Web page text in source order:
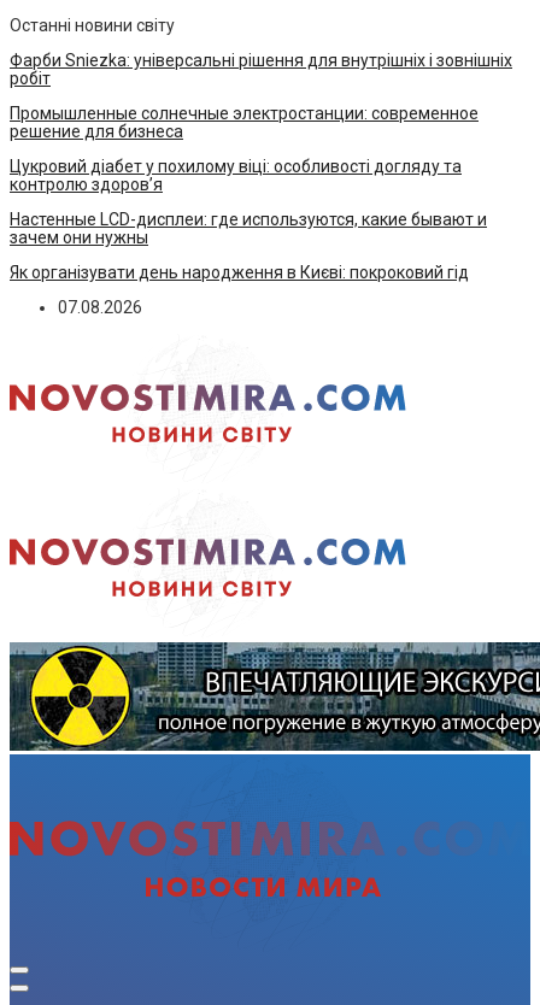
Останні новини світу
Фарби Sniezka: універсальні рішення для внутрішніх і зовнішніх
робіт
Промышленные солнечные электростанции: современное
решение для бизнеса
Цукровий діабет у похилому віці: особливості догляду та
контролю здоров’я
Настенные LCD-дисплеи: где используются, какие бывают и
зачем они нужны
Як організувати день народження в Києві: покроковий гід
07.08.2026